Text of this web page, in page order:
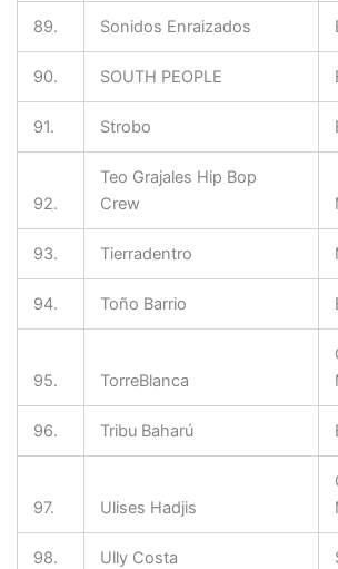
89. Sonidos Enraizados
90. SOUTH PEOPLE
91. Strobo
92.
Teo Grajales Hip Bop
Crew
93. Tierradentro
94. Toño Barrio
95. TorreBlanca
96. Tribu Baharú
97. Ulises Hadjis
98. Ully Costa